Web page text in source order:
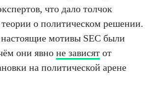
что дало толчок
о политическом решении.
мотивы SEC были
они явно не зависят от
на политической арене